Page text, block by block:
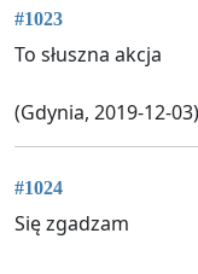
#1023
To słuszna akcja
(Gdynia, 2019-12-03)
#1024
Się zgadzam